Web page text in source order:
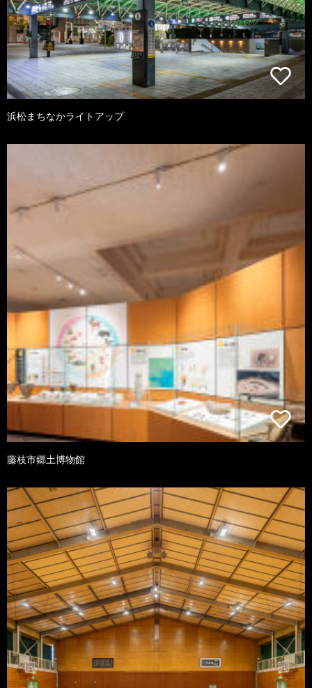
浜松まちなかライトアップ
藤枝市郷土博物館